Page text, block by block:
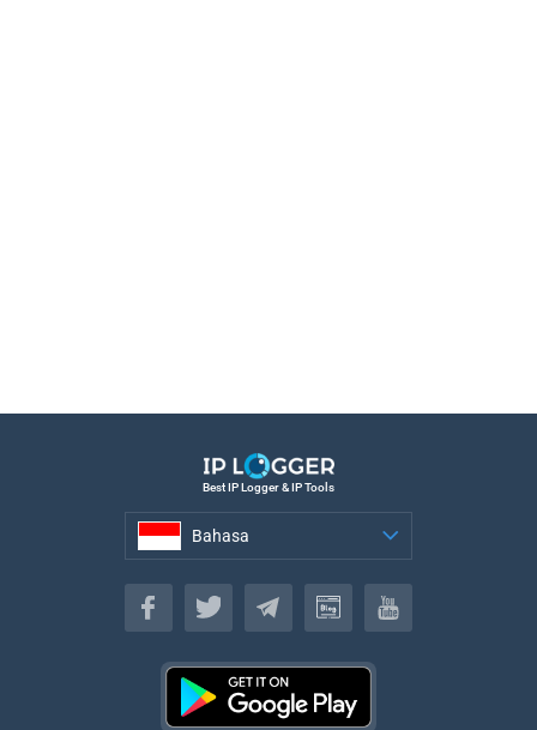
Best IP Logger & IP Tools
Bahasa
Bahasa